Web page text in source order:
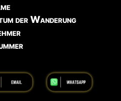
der Wanderung